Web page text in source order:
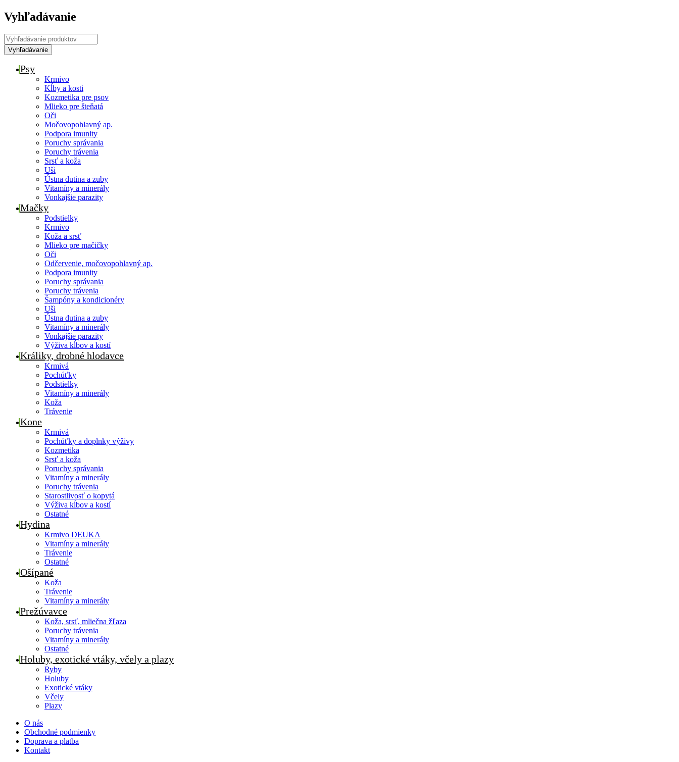
Vyhľadávanie
Psy
Krmivo
Kĺby a kosti
Kozmetika pre psov
Mlieko pre šteňatá
Oči
Močovopohlavný ap.
Podpora imunity
Poruchy správania
Poruchy trávenia
Srsť a koža
Uši
Ústna dutina a zuby
Vitamíny a minerály
Vonkajšie parazity
Mačky
Podstielky
Krmivo
Koža a srsť
Mlieko pre mačičky
Oči
Odčervenie, močovopohlavný ap.
Podpora imunity
Poruchy správania
Poruchy trávenia
Šampóny a kondicionéry
Uši
Ústna dutina a zuby
Vitamíny a minerály
Vonkajšie parazity
Výživa kĺbov a kostí
Králiky, drobné hlodavce
Krmivá
Pochúťky
Podstielky
Vitamíny a minerály
Koža
Trávenie
Kone
Krmivá
Pochúťky a doplnky výživy
Kozmetika
Srsť a koža
Poruchy správania
Vitamíny a minerály
Poruchy trávenia
Starostlivosť o kopytá
Výživa kĺbov a kostí
Ostatné
Hydina
Krmivo DEUKA
Vitamíny a minerály
Trávenie
Ostatné
Ošípané
Koža
Trávenie
Vitamíny a minerály
Prežúvavce
Koža, srsť, mliečna žľaza
Poruchy trávenia
Vitamíny a minerály
Ostatné
Holuby, exotické vtáky, včely a plazy
Ryby
Holuby
Exotické vtáky
Včely
Plazy
O nás
Obchodné podmienky
Doprava a platba
Kontakt